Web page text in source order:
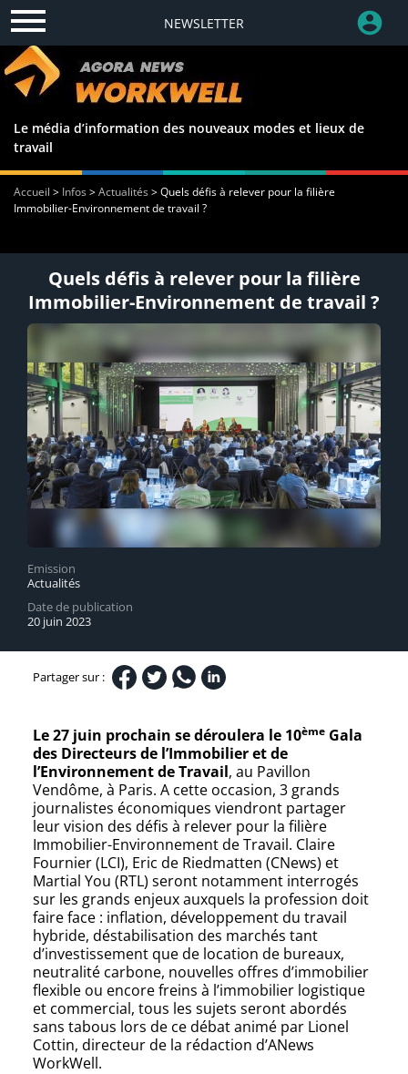
NEWSLETTER
Le média d’information des nouveaux modes et lieux de
travail
Accueil > Infos>Actualités>Quels défis à relever pour la filière
Immobilier-Environnement de travail ?
Quels défis à relever pour la filière
Immobilier-Environnement de travail ?
Emission
Actualités
Date de publication
20 juin 2023
Partager sur :
Le 27 juin prochain se déroulera le 10èmeGala
des Directeurs de l’Immobilier et de
l’Environnement de Travail, au Pavillon
Vendôme, à Paris. A cette occasion, 3 grands
journalistes économiques viendront partager
leur vision des défis à relever pour la filière
Immobilier-Environnement de Travail. Claire
Fournier (LCI), Eric de Riedmatten (CNews) et
Martial You (RTL) seront notamment interrogés
sur les grands enjeux auxquels la profession doit
faire face : inflation, développement du travail
hybride, déstabilisation des marchés tant
d’investissement que de location de bureaux,
neutralité carbone, nouvelles offres d’immobilier
flexible ou encore freins à l’immobilier logistique
et commercial, tous les sujets seront abordés
sans tabous lors de ce débat animé par Lionel
Cottin, directeur de la rédaction d’ANews
WorkWell.